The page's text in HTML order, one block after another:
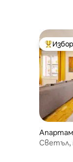
Най-
Светъл,